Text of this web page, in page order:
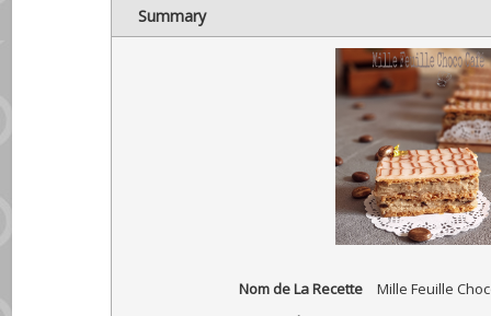
Summary
Nom de La Recette
Mille Feuille